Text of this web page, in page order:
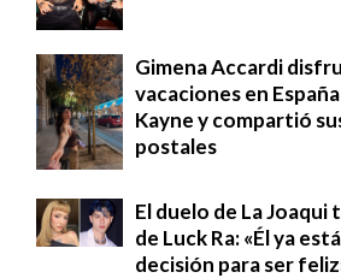
Gimena Accardi
vacaciones en
Kayne y compartió
postales
El duelo de La Joaqui
de Luck Ra: «Él ya
decisión para ser